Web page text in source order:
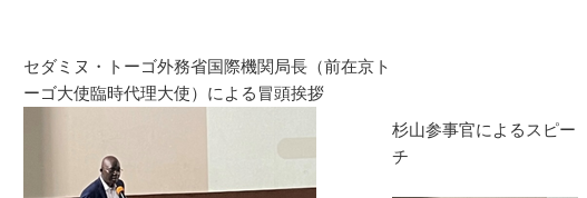
セダミヌ・トーゴ外務省国際機関局長（前在京ト
ーゴ大使臨時代理大使）による冒頭挨拶
杉山参事官によるスピー
チ